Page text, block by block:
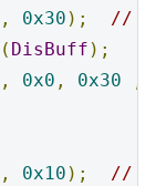
, 0x30 );
//
( DisBuff );
, 0x0 , 0x30
, 0x10 );
//